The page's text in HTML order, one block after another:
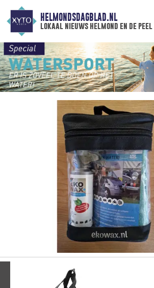
HELMONDSDAGBLAD.NL
lokaal nieuws helmond en de peel